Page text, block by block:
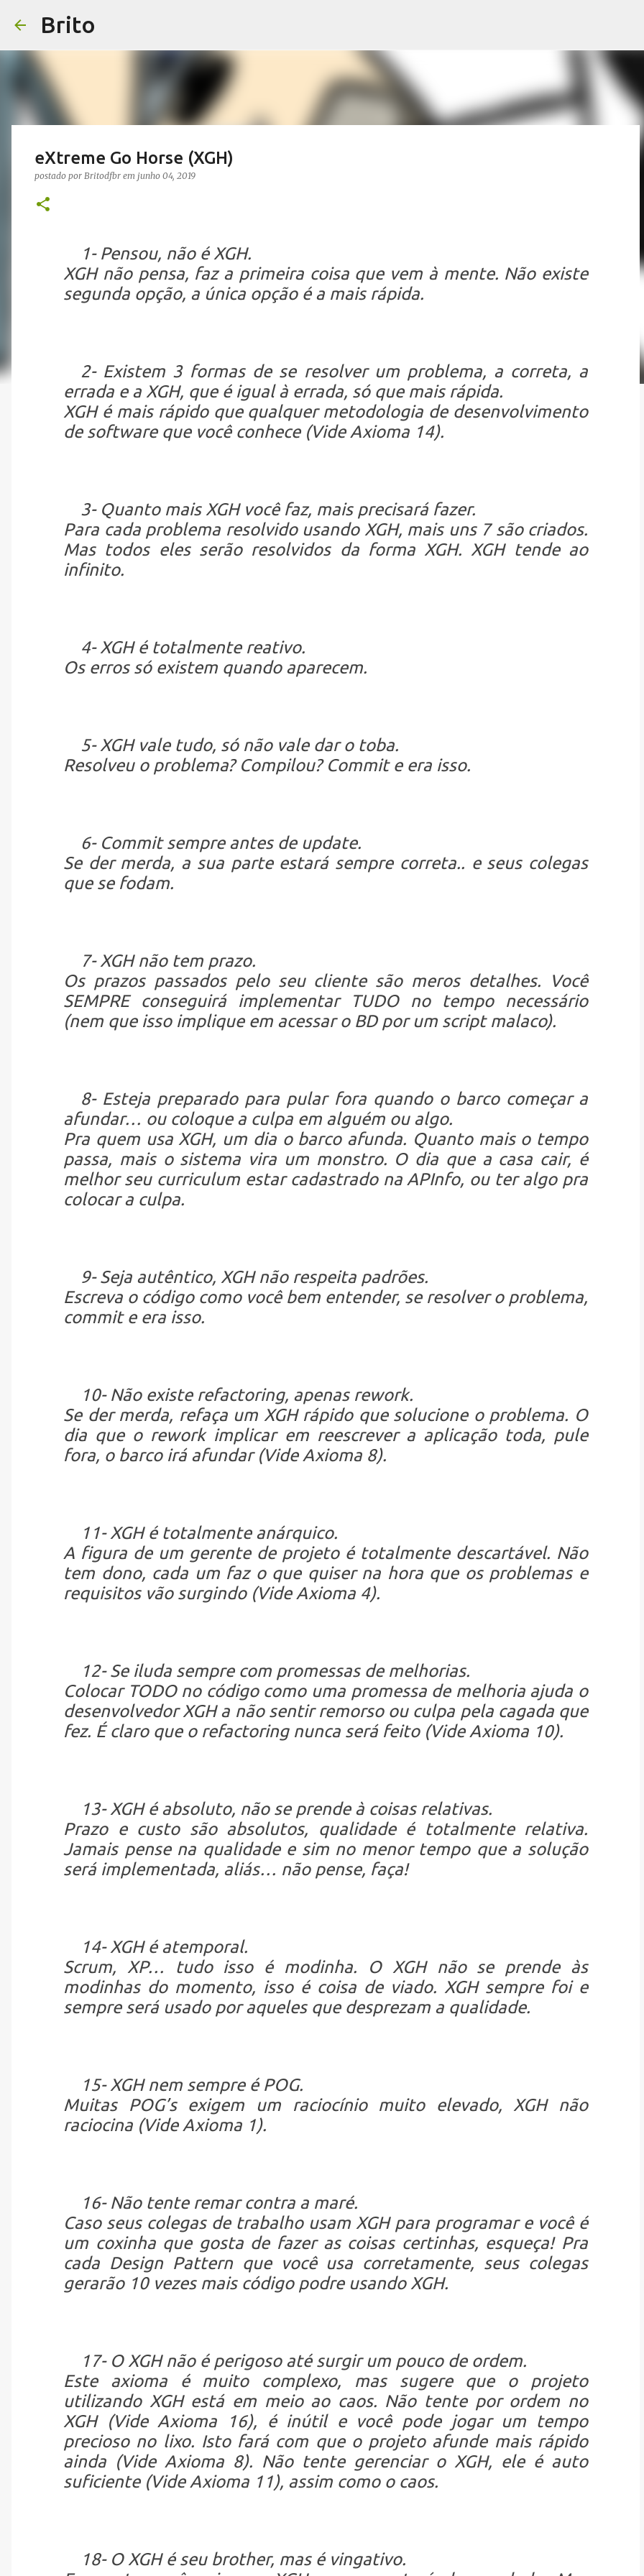
Brito
eXtreme Go Horse (XGH)
postado por Britodfbr em junho 04, 2019
1- Pensou, não é XGH.
XGH não pensa, faz a primeira coisa que vem à mente. Não existe
segunda opção, a única opção é a mais rápida.
2- Existem 3 formas de se resolver um problema, a correta, a
errada e a XGH, que é igual à errada, só que mais rápida.
XGH é mais rápido que qualquer metodologia de desenvolvimento
de software que você conhece (Vide Axioma 14).
3- Quanto mais XGH você faz, mais precisará fazer.
Para cada problema resolvido usando XGH, mais uns 7 são criados.
Mas todos eles serão resolvidos da forma XGH. XGH tende ao
infinito.
4- XGH é totalmente reativo.
Os erros só existem quando aparecem.
5- XGH vale tudo, só não vale dar o toba.
Resolveu o problema? Compilou? Commit e era isso.
6- Commit sempre antes de update.
Se der merda, a sua parte estará sempre correta.. e seus colegas
que se fodam.
7- XGH não tem prazo.
Os prazos passados pelo seu cliente são meros detalhes. Você
SEMPRE conseguirá implementar TUDO no tempo necessário
(nem que isso implique em acessar o BD por um script malaco).
8- Esteja preparado para pular fora quando o barco começar a
afundar… ou coloque a culpa em alguém ou algo.
Pra quem usa XGH, um dia o barco afunda. Quanto mais o tempo
passa, mais o sistema vira um monstro. O dia que a casa cair, é
melhor seu curriculum estar cadastrado na APInfo, ou ter algo pra
colocar a culpa.
9- Seja autêntico, XGH não respeita padrões.
Escreva o código como você bem entender, se resolver o problema,
commit e era isso.
10- Não existe refactoring, apenas rework.
Se der merda, refaça um XGH rápido que solucione o problema. O
dia que o rework implicar em reescrever a aplicação toda, pule
fora, o barco irá afundar (Vide Axioma 8).
11- XGH é totalmente anárquico.
A figura de um gerente de projeto é totalmente descartável. Não
tem dono, cada um faz o que quiser na hora que os problemas e
requisitos vão surgindo (Vide Axioma 4).
12- Se iluda sempre com promessas de melhorias.
Colocar TODO no código como uma promessa de melhoria ajuda o
desenvolvedor XGH a não sentir remorso ou culpa pela cagada que
fez. É claro que o refactoring nunca será feito (Vide Axioma 10).
13- XGH é absoluto, não se prende à coisas relativas.
Prazo e custo são absolutos, qualidade é totalmente relativa.
Jamais pense na qualidade e sim no menor tempo que a solução
será implementada, aliás… não pense, faça!
14- XGH é atemporal.
Scrum, XP… tudo isso é modinha. O XGH não se prende às
modinhas do momento, isso é coisa de viado. XGH sempre foi e
sempre será usado por aqueles que desprezam a qualidade.
15- XGH nem sempre é POG.
Muitas POG’s exigem um raciocínio muito elevado, XGH não
raciocina (Vide Axioma 1).
16- Não tente remar contra a maré.
Caso seus colegas de trabalho usam XGH para programar e você é
um coxinha que gosta de fazer as coisas certinhas, esqueça! Pra
cada Design Pattern que você usa corretamente, seus colegas
gerarão 10 vezes mais código podre usando XGH.
17- O XGH não é perigoso até surgir um pouco de ordem.
Este axioma é muito complexo, mas sugere que o projeto
utilizando XGH está em meio ao caos. Não tente por ordem no
XGH (Vide Axioma 16), é inútil e você pode jogar um tempo
precioso no lixo. Isto fará com que o projeto afunde mais rápido
ainda (Vide Axioma 8). Não tente gerenciar o XGH, ele é auto
suficiente (Vide Axioma 11), assim como o caos.
18- O XGH é seu brother, mas é vingativo.